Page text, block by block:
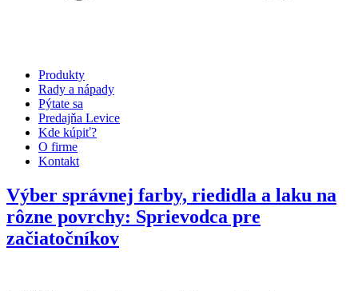
Produkty
Rady a nápady
Pýtate sa
Predajňa Levice
Kde kúpiť?
O firme
Kontakt
Výber správnej farby, riedidla a laku na
rôzne povrchy: Sprievodca pre
začiatočníkov